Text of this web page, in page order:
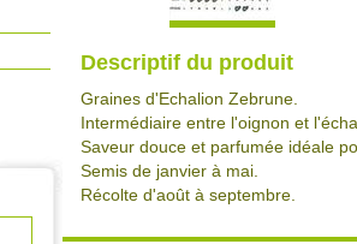
Descriptif du produit
Graines d'Echalion Zebrune.
Intermédiaire entre l'oignon et
Saveur douce et parfumée idéale
Semis de janvier à mai.
Récolte d'août à septembre.